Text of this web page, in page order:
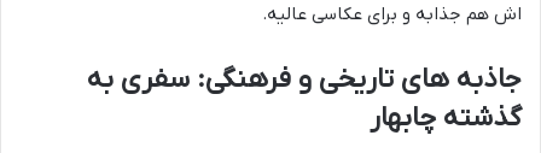
اش هم جذابه و برای عکاسی عالیه.
جاذبه های تاریخی و فرهنگی: سفری به
گذشته چابهار